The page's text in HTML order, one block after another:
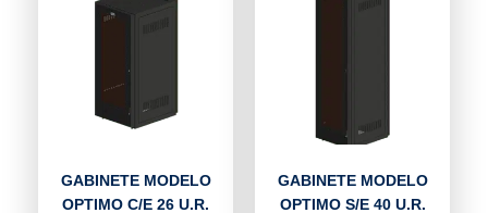
GABINETE MODELO
OPTIMO C/E 26 U.R.
GABINETE MODELO
OPTIMO S/E 40 U.R.